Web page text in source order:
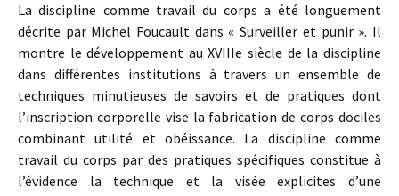
La discipline comme travail du corps a été longuement
décrite par Michel Foucault dans « Surveiller et punir ». Il
montre le développement au XVIIIe siècle de la discipline
dans différentes institutions à travers un ensemble de
techniques minutieuses de savoirs et de pratiques dont
l’inscription corporelle vise la fabrication de corps dociles
combinant utilité et obéissance. La discipline comme
travail du corps par des pratiques spécifiques constitue à
l’évidence la technique et la visée explicites d’une